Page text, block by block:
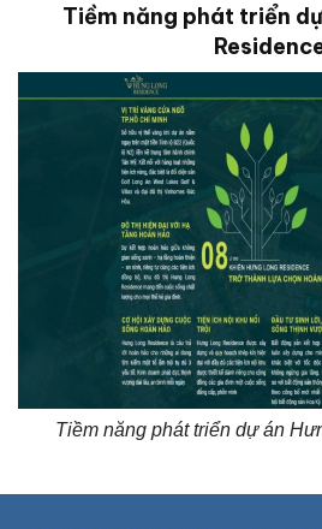
Tiềm năng phát triển
Tiềm năng phát triển dự án